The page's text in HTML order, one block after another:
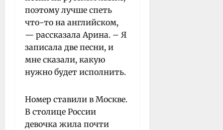
поэтому лучше спеть
что-то на английском,
— рассказала Арина. – Я
записала две песни, и
мне сказали, какую
нужно будет исполнить.
Номер ставили в Москве.
В столице России
девочка жила почти